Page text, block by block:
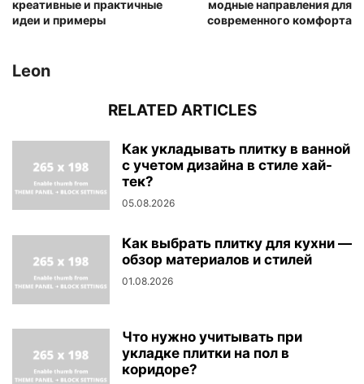
креативные и практичные
идеи и примеры
модные направления для
современного комфорта
Leon
RELATED ARTICLES
Как укладывать плитку в ванной
с учетом дизайна в стиле хай-
тек?
05.08.2026
Как выбрать плитку для кухни —
обзор материалов и стилей
01.08.2026
Что нужно учитывать при
укладке плитки на пол в
коридоре?